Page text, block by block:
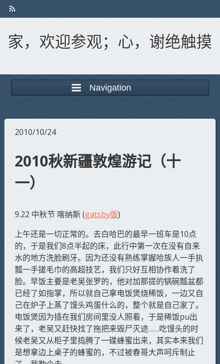
家，欢迎参观；心，谢绝触摸
Navigation
2010/10/24
2010秋新疆敦煌游记（十
一）
9.22 中秋节 喀纳斯 (gatsby版)
上午还是一切正常的。去白哈巴的最早一班车是10点
的，于是我们8点半起的床，此行中第一次在没有自来
水的地方洗脸刷牙。因为还没有熟练掌握哈族人一手执
瓢一手搓毛巾的高超技艺，我们只好互相协作着洗了
脸。早饭主要是老吴张罗的，他对加那提的锅碗瓢盆都
已经了如指掌，所以就自己拿电饭煲烧稀饭，一边又自
己在炉子上蒸了馒头鸡蛋什么的，整个就是自己家了。
电饭煲因为插在我们房间里没人照看，于是稀饭pu出
来了，老吴又赶快找了拖把来毁尸灭迹……吃馒头的时
候老吴又从柜子里捣腾了一碟蜂蜜出来，其实本来我们
是想拿边上桌子的蜂蜜的，不过被春哥大声呵斥制止